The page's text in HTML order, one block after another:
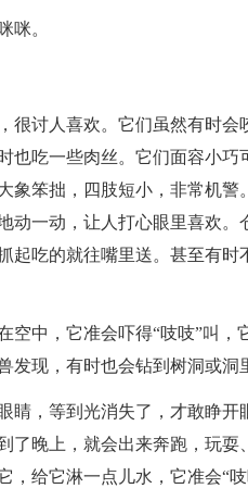
。
讨人喜欢。它们虽然有时会
也吃一些肉丝。它们面容小巧
象笨拙，四肢短小，非常机警
动一动，让人打心眼里喜欢。
起吃的就往嘴里送。甚至有时
中，它准会吓得“吱吱”叫，
现，有时也会钻到树洞或洞
，等到光消失了，才敢睁开
了晚上，就会出来奔跑，玩耍
，给它淋一点儿水，它准会“